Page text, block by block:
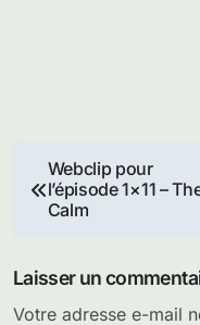
Navigation
de
l’article
Webclip pour
l’épisode 1×11 –
Calm
Laisser un
Votre adresse e-mail